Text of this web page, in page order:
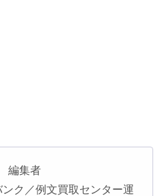
編集者
ク／例文買取センター運